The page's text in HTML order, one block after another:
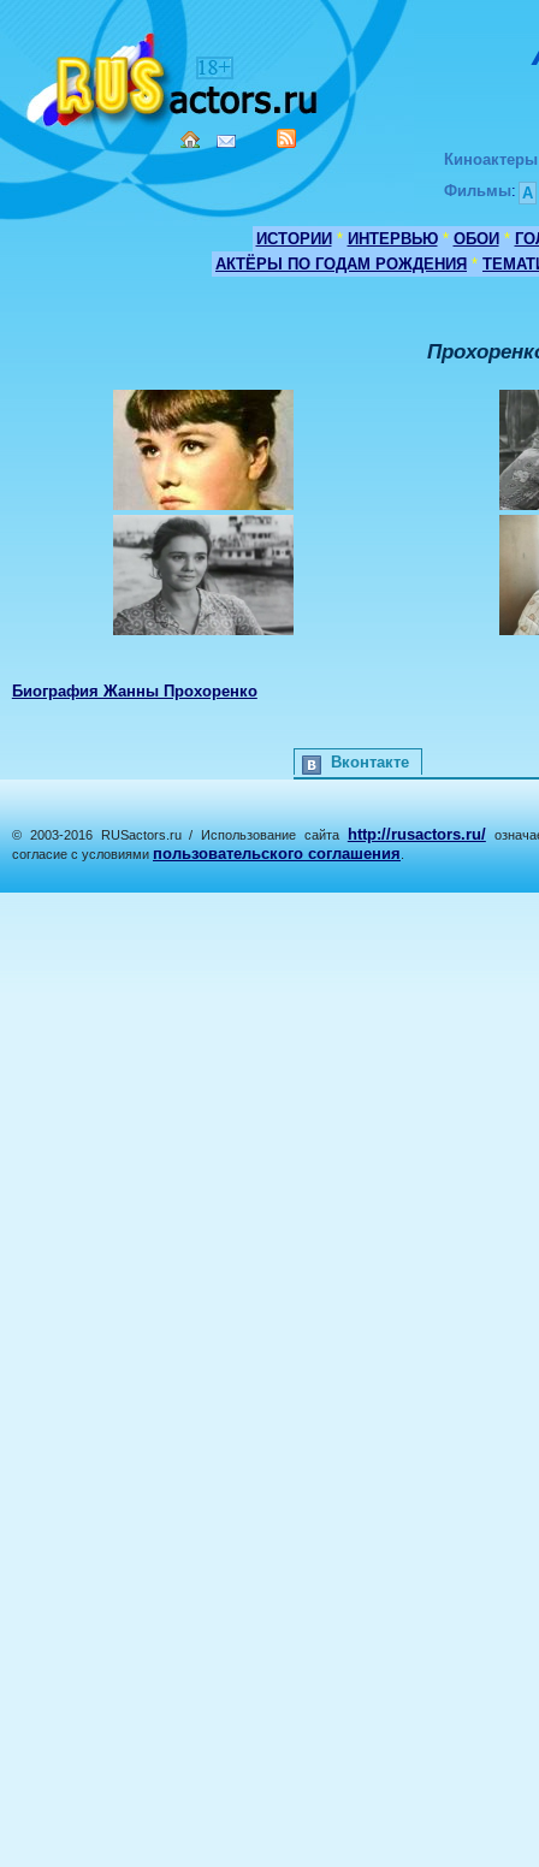
Киноактеры
Фильмы: А
ИСТОРИИ * ИНТЕРВЬЮ * ОБОИ *
АКТЁРЫ ПО ГОДАМ РОЖДЕНИЯ *
Биография Жанны Прохоренко
Вконтакте
© 2003-2016 RUSactors.ru / Использование сайта http://rusactors.ru/
согласие с условиями пользовательского соглашения